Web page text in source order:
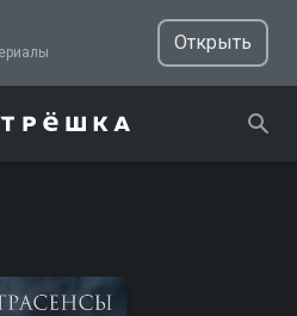
и сериалы
Открыть